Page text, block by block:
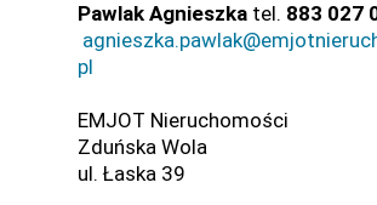
Pawlak Agnieszka tel. 883 027
pl
EMJOT Nieruchomości
Zduńska Wola
ul. Łaska 39